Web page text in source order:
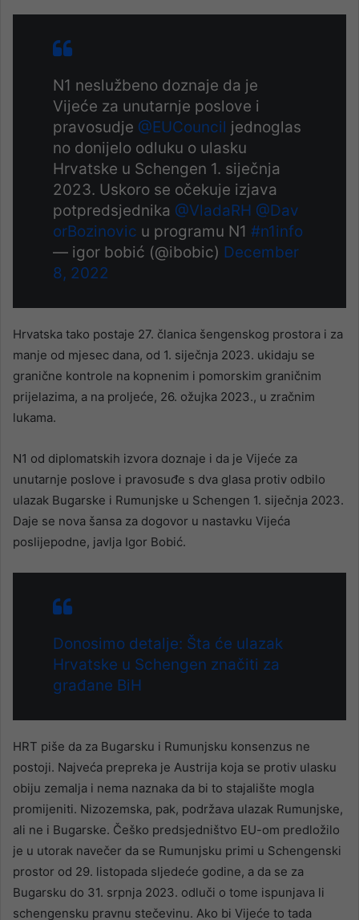
N1 neslužbeno doznaje da je
Vijeće za unutarnje poslove i
pravosudje @EUCouncil jednoglas
no donijelo odluku o ulasku
Hrvatske u Schengen 1. siječnja
2023. Uskoro se očekuje izjava
potpredsjednika @VladaRH @Dav
orBozinovic u programu N1 #n1info
— igor bobić (@ibobic) December
8, 2022
Hrvatska tako postaje 27. članica šengenskog prostora i za
manje od mjesec dana, od 1. siječnja 2023. ukidaju se
granične kontrole na kopnenim i pomorskim graničnim
prijelazima, a na proljeće, 26. ožujka 2023., u zračnim
lukama.
N1 od diplomatskih izvora doznaje i da je Vijeće za
unutarnje poslove i pravosuđe s dva glasa protiv odbilo
ulazak Bugarske i Rumunjske u Schengen 1. siječnja 2023.
Daje se nova šansa za dogovor u nastavku Vijeća
poslijepodne, javlja Igor Bobić.
Donosimo detalje: Šta će ulazak
Hrvatske u Schengen značiti za
građane BiH
HRT piše da za Bugarsku i Rumunjsku konsenzus ne
postoji. Najveća prepreka je Austrija koja se protiv ulasku
obiju zemalja i nema naznaka da bi to stajalište mogla
promijeniti. Nizozemska, pak, podržava ulazak Rumunjske,
ali ne i Bugarske. Češko predsjedništvo EU-om predložilo
je u utorak navečer da se Rumunjsku primi u Schengenski
prostor od 29. listopada sljedeće godine, a da se za
Bugarsku do 31. srpnja 2023. odluči o tome ispunjava li
schengensku pravnu stečevinu. Ako bi Vijeće to tada